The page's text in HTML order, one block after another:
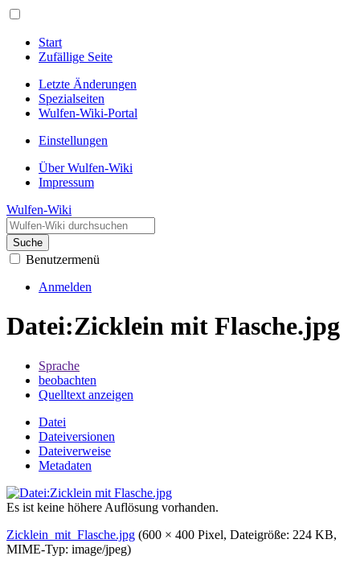
Start
Zufällige Seite
Letzte Änderungen
Spezialseiten
Wulfen-Wiki-Portal
Einstellungen
Über Wulfen-Wiki
Impressum
Wulfen-Wiki
Suche
Benutzermenü
Anmelden
Datei:Zicklein mit Flasche.jpg
Sprache
beobachten
Quelltext anzeigen
Datei
Dateiversionen
Dateiverweise
Metadaten
Es ist keine höhere Auflösung vorhanden.
Zicklein_mit_Flasche.jpg (600 × 400 Pixel, Dateigröße: 224 KB,
MIME-Typ: image/jpeg)